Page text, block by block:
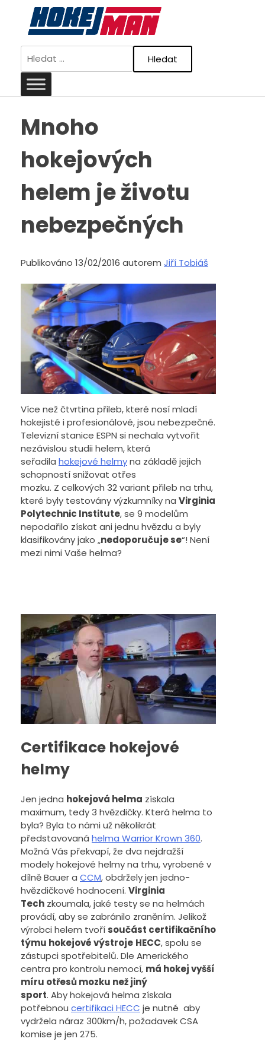
content
Vyhledávání
Mnoho
hokejových
helem je životu
nebezpečných
Publikováno 13/02/2016 autorem Jiří Tobiáš
Více než čtvrtina přileb, které nosí mladí
hokejisté i profesionálové, jsou nebezpečné.
Televizní stanice ESPN si nechala vytvořit
nezávislou studii helem, která
seřadila hokejové helmyna základě jejich
schopností snižovat otřes
mozku. Z celkových 32 variant přileb na trhu,
které byly testovány výzkumníky na Virginia
Polytechnic Institute, se 9 modelům
nepodařilo získat ani jednu hvězdu a byly
klasifikovány jako „nedoporučuje se“! Není
mezi nimi Vaše helma?
Certifikace hokejové
helmy
Jen jedna hokejová helma získala
maximum, tedy 3 hvězdičky. Která helma to
byla? Byla to námi už několikrát
představovaná helma Warrior Krown 360.
Možná Vás překvapí, že dva nejdražší
modely hokejové helmy na trhu, vyrobené v
dílně Bauer a CCM, obdržely jen jedno-
hvězdičkové hodnocení. Virginia
Tech zkoumala, jaké testy se na helmách
provádí, aby se zabránilo zraněním. Jelikož
výrobci helem tvoří součást certifikačního
týmu hokejové výstroje HECC, spolu se
zástupci spotřebitelů. Dle Amerického
centra pro kontrolu nemocí, má hokej vyšší
míru otřesů mozku než jiný
sport. Aby hokejová helma získala
potřebnou certifikaci HECC je nutné aby
vydržela náraz 300km/h, požadavek CSA
komise je jen 275.